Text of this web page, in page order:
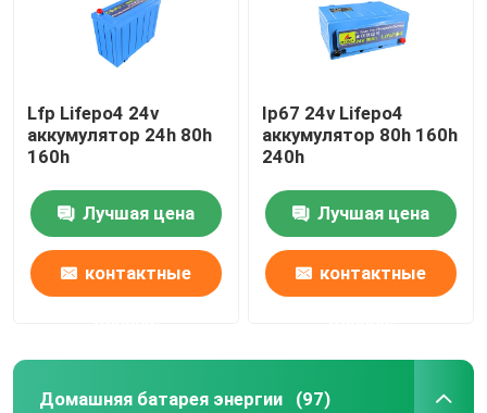
Lfp Lifepo4 24v
аккумулятор 24h 80h
160h
Лучшая цена
контактные
Ip67 24v Lifepo4
аккумулятор 80h 160h
240h
Лучшая цена
контактные
Домашняя батарея энергии (97)